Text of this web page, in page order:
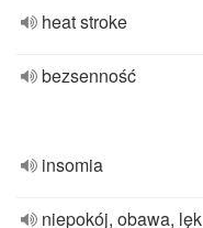
heat stroke
bezsenność
insomia
niepokój, obawa, lęk